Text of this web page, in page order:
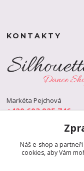
KONTAKTY
Markéta Pejchová
+420 603 925 746
info@s-dance.cz
Náš e-shop a
cookies, aby Vám